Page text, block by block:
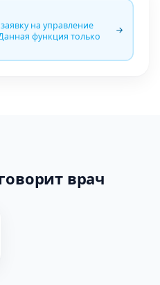
на управление
функция только
врач